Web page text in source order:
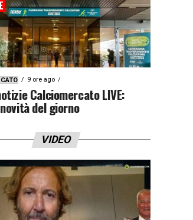
9 ore ago
Calciomercato LIVE:
del giorno
VIDEO